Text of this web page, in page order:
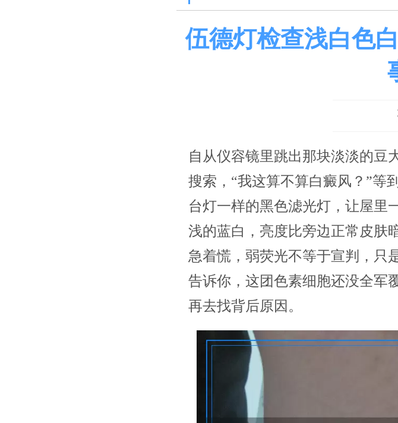
伍德灯检查浅白色
自从仪容镜里跳出那块淡淡的豆
搜索，“我这算不算白癜风？”等
台灯一样的黑色滤光灯，让屋里
浅的蓝白，亮度比旁边正常皮肤
急着慌，弱荧光不等于宣判，只
告诉你，这团色素细胞还没全军
再去找背后原因。